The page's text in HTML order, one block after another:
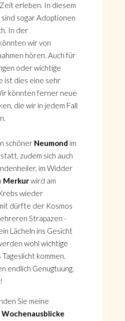
erleben. In diesem
sind sogar Adoptionen
In der
wir von
hören. Auch für
oder wichtige
ist dies eine sehr
könnten ferner neue
die wir in jedem Fall
schöner Neumond im
zudem sich auch
im Widder
Merkurwird am
wieder
dürfte der Kosmos
Strapazen -
Lächeln ins Gesicht
wohl wichtige
kommen.
endlich Genugtuung.
Sie meine
Wochenausblicke